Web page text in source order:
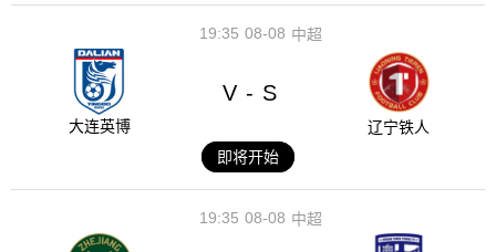
08-08
19:35 中超
大连英博
V - S
辽宁铁人
即将开始
08-08
19:35 中超